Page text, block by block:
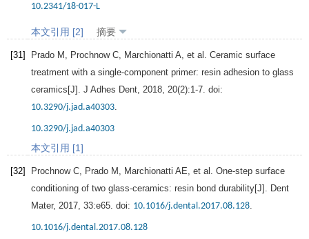
10.2341/18-017-L
本文引用 [2] 摘要
[31] Prado M Prochnow C Marchionatti A , et al. Ceramic surface
treatment with a single-component primer: resin adhesion to glass
ceramics[J]. J Adhes Dent 2018 20(2):1-7. doi:
10.3290/j.jad.a40303
10.3290/j.jad.a40303
本文引用 [1]
[32] Prochnow C Prado M Marchionatti AE , et al. One-step surface
conditioning of two glass-ceramics: resin bond durability[J]. Dent
Mater, 2017 33:e65. doi: 10.1016/j.dental.2017.08.128
10.1016/j.dental.2017.08.128